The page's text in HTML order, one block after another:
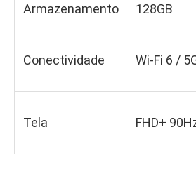
Armazenamento 128GB
Conectividade Wi-Fi 6 /
Tela FHD+